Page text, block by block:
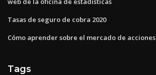
Tasas de seguro de cobra 2020
Cómo aprender sobre el mercado de acciones
Tags